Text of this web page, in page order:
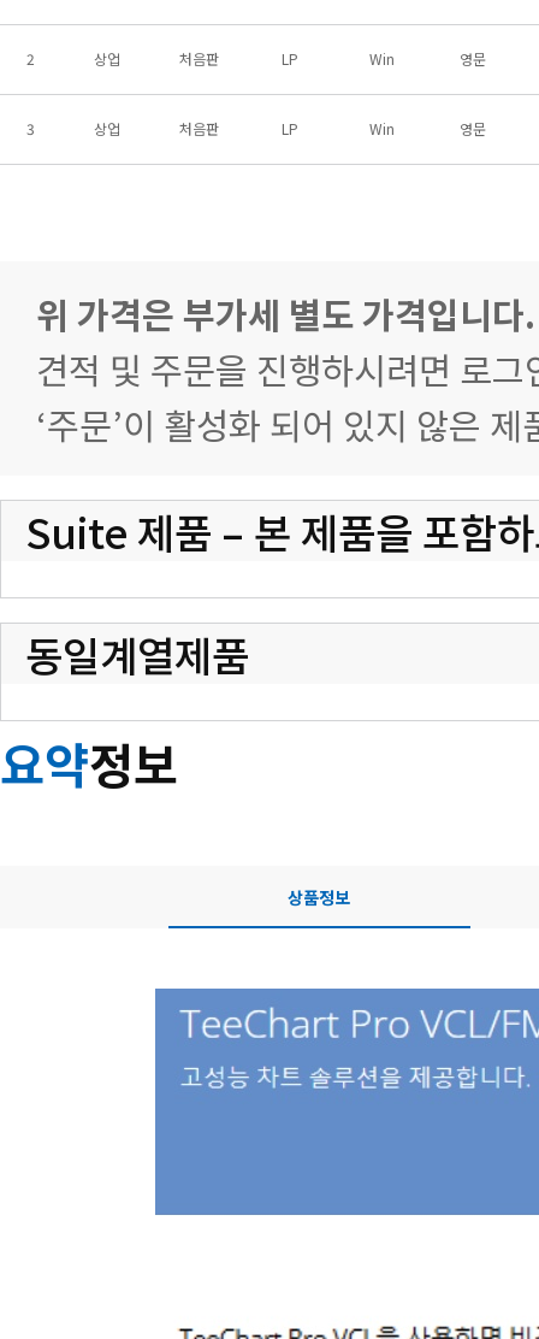
2 상업 처음판 LP Win 영문
3 상업 처음판 LP Win 영문
상업 UPG LP Win 영문
상업 UPG LP Win 영문
위 가격은 부가세 별도 가격입니
견적 및 주문을 진행하시려면 로
‘주문’이 활성화 되어 있지 않은
Suite 제품 – 본 제품을 포함
동일계열제품
요약정보
상품정보